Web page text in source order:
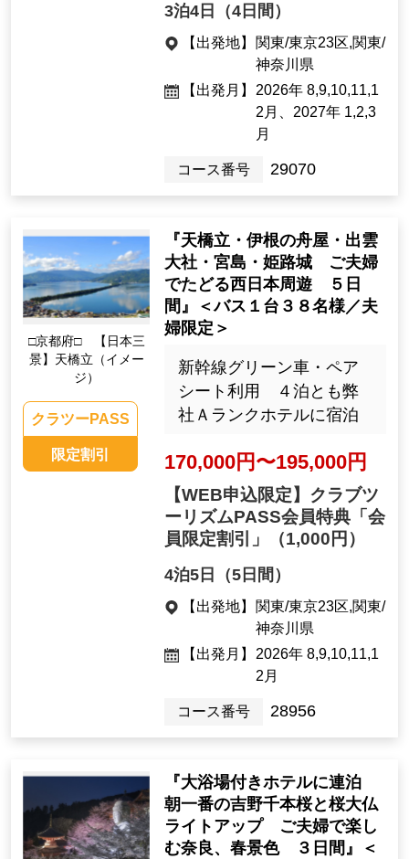
3泊4日（4日間）
【出発地】 関東/東京23区,関東/
神奈川県
【出発月】 2026年 8,9,10,11,1
2月、2027年 1,2,3
月
コース番号 29070
□京都府□ 【日本三
景】天橋立（イメー
ジ）
クラツーPASS
限定割引
『天橋立・伊根の舟屋・出雲
大社・宮島・姫路城 ご夫婦
でたどる西日本周遊 ５日
間』＜バス１台３８名様／夫
婦限定＞
新幹線グリーン車・ペア
シート利用 ４泊とも弊
社Ａランクホテルに宿泊
170,000円〜195,000円
【WEB申込限定】クラブツ
ーリズムPASS会員特典「会
員限定割引」
（1,000円）
4泊5日（5日間）
【出発地】 関東/東京23区,関東/
神奈川県
【出発月】 2026年 8,9,10,11,1
2月
コース番号 28956
『大浴場付きホテルに連泊
朝一番の吉野千本桜と桜大仏
ライトアップ ご夫婦で楽し
む奈良、春景色 ３日間』＜